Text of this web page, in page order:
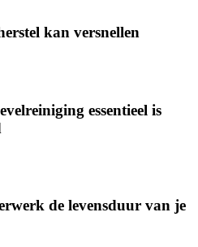
kan versnellen
essentieel is
de levensduur van je